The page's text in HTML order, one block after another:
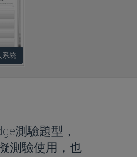
統
測驗題型，
測驗使用，也